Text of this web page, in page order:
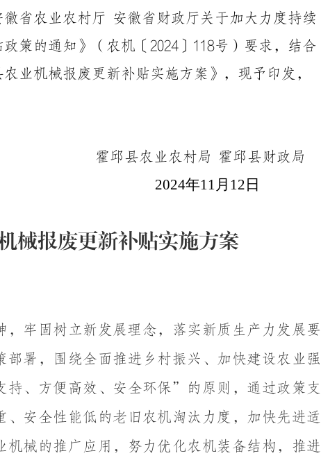
省农业农村厅 安徽省财政厅关于加大力度持续
策的通知》（农机〔 2024 〕 118号）要求，结合
业机械报废更新补贴实施方案》，现予印发，
霍邱县农业农村局 霍邱县财政局
2024年11月12日
械报废更新补贴实施方案
，牢固树立新发展理念，落实新质生产力发展要
部署，围绕全面推进乡村振兴、加快建设农业强
持、方便高效、安全环保”
的原则，通过政策支
、安全性能低的老旧农机淘汰力度，加快先进适
机械的推广应用，努力优化农机装备结构，推进